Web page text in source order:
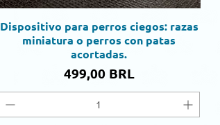
Vista rápida
Dispositivo para perros ciegos: razas
miniatura o perros con patas
acortadas.
Precio
499,00 BRL